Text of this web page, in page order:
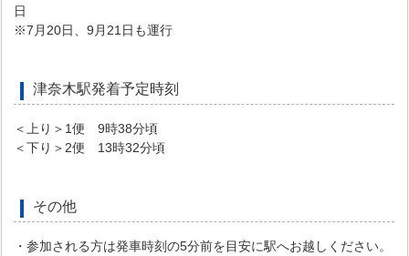
日
※7月20日、9月21日も運行
津奈木駅発着予定時刻
＜上り＞1便 9時38分頃
＜下り＞2便 13時32分頃
その他
・参加される方は発車時刻の5分前を目安に駅へお越しください。